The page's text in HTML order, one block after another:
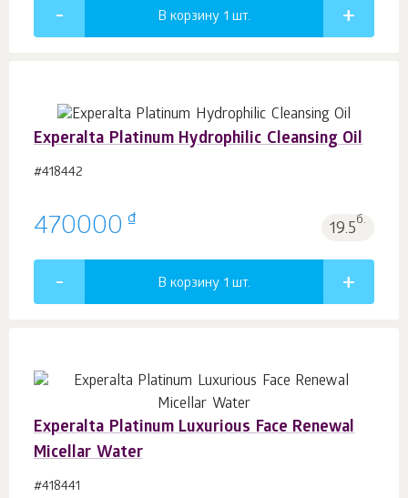
В корзину 1 шт.
Experalta Platinum Hydrophilic Cleansing Oil
#418442
470000 ₫ 19.5б.
В корзину 1 шт.
Experalta Platinum Luxurious Face Renewal
Micellar Water
#418441